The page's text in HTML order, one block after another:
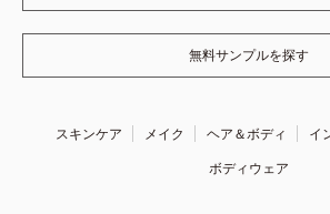
無料サンプルを探す
スキンケア メイク ヘア＆ボディ
イ
ボディウェア